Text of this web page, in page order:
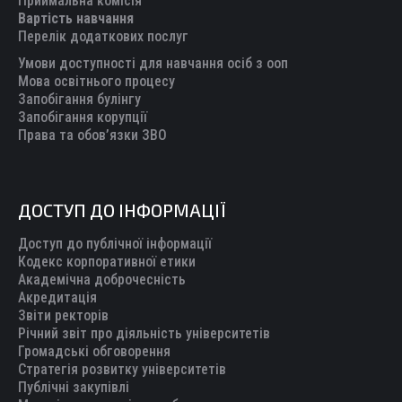
windowwindowwindowwindow
Вартість навчання
Перелік додаткових послуг
Умови доступності для навчання осіб з ооп
Мова освітнього процесу
Запобігання булінгу
Запобігання корупції
Права та обов’язки ЗВО
ДОСТУП ДО ІНФОРМАЦІЇ
Доступ до публічної інформації
Кодекс корпоративної етики
Академічна доброчесність
Акредитація
Звіти ректорів
Річний звіт про діяльність університетів
Громадські обговорення
Стратегія розвитку університетів
Публічні закупівлі